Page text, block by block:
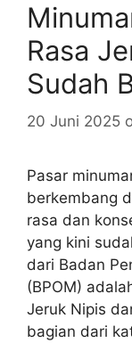
Rasa
Sudah
20 Juni 2025
Pasar
berkembang
rasa dan
yang kini
dari Badan
(BPOM)
Jeruk Nipis
bagian dari